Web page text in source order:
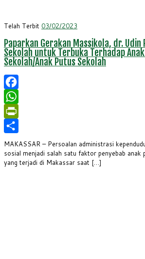
Telah Terbit 03/02/2023
Paparkan Gerakan Massikola, dr. Udin
Sekolah untuk Terbuka Terhadap
Sekolah/Anak Putus Sekolah
Facebook
WhatsApp
PrintFriendly
Share
MAKASSAR – Persoalan administrasi
sosial menjadi salah satu faktor penyebab anak
yang terjadi di Makassar saat […]